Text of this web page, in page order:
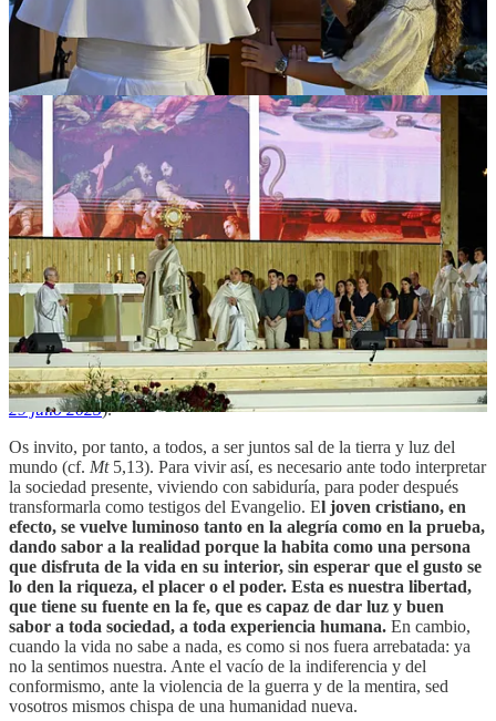
culturas que hemos compartido y contribuido a formar. Hay un texto
antiguo, se llama la
Carta a Diogneto , que nos ofrece al respecto
una hermosa intuición: «los cristianos son en el mundo lo que el
alma es en el cuerpo» (VI). Este es nuestro modo de vivir: los
discípulos de Jesús son siempre contemporáneos, pero nunca
prisioneros del tiempo que pasa. ¡Somos libres en Cristo! Y Cristo
nos ha liberado con su amor. Gracias a este amor, somos siempre
libres frente a toda coacción y engaño. Somos libres de las modas,
porque somos discípulos de la verdad; estamos abiertos al futuro,
porque sabemos que no nos espera la muerte. Al contrario, el sentido
de la historia culmina en la eterna comunión de vida que Dios
prepara para todos. Desde esta perspectiva, sobre todo vosotros,
jóvenes, estáis llamados a dar una nueva dirección a la sociedad,
convirtiéndoos en protagonistas del cambio a partir de vuestros
vínculos cotidianos, aquello que vivís en la familia, en la universidad
y en el trabajo. Viéndoos, queridos jóvenes, llenos de este
entusiasmo motivado por la fe, me ilusiona pensar en la capacidad
que tenéis de testimoniar a Cristo en el mundo, incluida la realidad
digital, para comunicar los valores y la belleza del Evangelio (cf.
Christus vivit, 105;Saludo en el Jubileo de los misioneros digitales,
29 julio 2025).
Os invito, por tanto, a todos, a ser juntos sal de la tierra y luz del
mundo (cf. Mt5,13). Para vivir así, es necesario ante todo interpretar
la sociedad presente, viviendo con sabiduría, para poder después
transformarla como testigos del Evangelio. El joven cristiano, en
efecto, se vuelve luminoso tanto en la alegría como en la prueba,
dando sabor a la realidad porque la habita como una persona
que disfruta de la vida en su interior, sin esperar que el gusto se
lo den la riqueza, el placer o el poder. Esta es nuestra libertad,
que tiene su fuente en la fe, que es capaz de dar luz y buen
sabor a toda sociedad, a toda experiencia humana. En cambio,
cuando la vida no sabe a nada, es como si nos fuera arrebatada: ya
no la sentimos nuestra. Ante el vacío de la indiferencia y del
conformismo, ante la violencia de la guerra y de la mentira, sed
vosotros mismos chispa de una humanidad nueva.